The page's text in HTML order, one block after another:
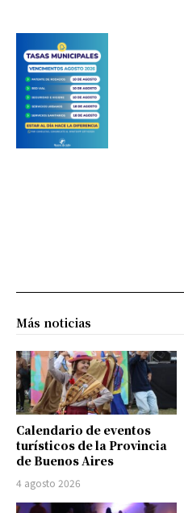
Más noticias
Calendario de eventos
turísticos de la Provincia
de Buenos Aires
4 agosto 2026